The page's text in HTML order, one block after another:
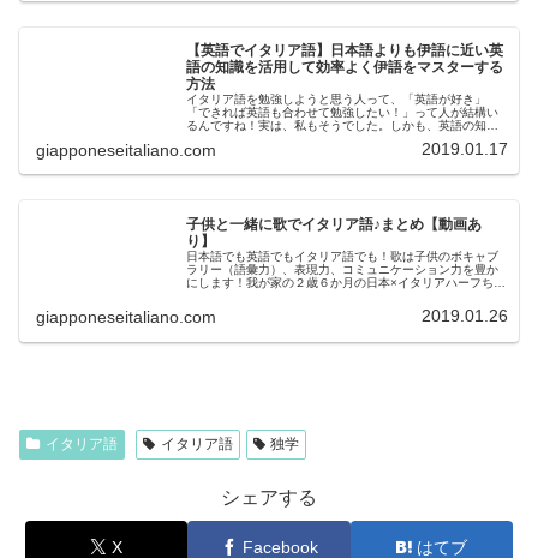
【英語でイタリア語】日本語よりも伊語に近い英
語の知識を活用して効率よく伊語をマスターする
方法
イタリア語を勉強しようと思う人って、「英語が好き」
「できれば英語も合わせて勉強したい！」って人が結構い
るんですね！実は、私もそうでした。しかも、英語の知識
なぜなら、日本語よりも英語はずっと...
giapponeseitaliano.com 2019.01.17
子供と一緒に歌でイタリア語♪まとめ【動画あ
り】
日本語でも英語でもイタリア語でも！歌は子供のボキャブ
ラリー（語彙力）、表現力、コミュニケーション力を豊か
にします！我が家の２歳６か月の日本×イタリアハーフちゃ
giapponeseitaliano.com 2019.01.26
イタリア語 イタリア語 独学
シェアする
X Facebook はてブ